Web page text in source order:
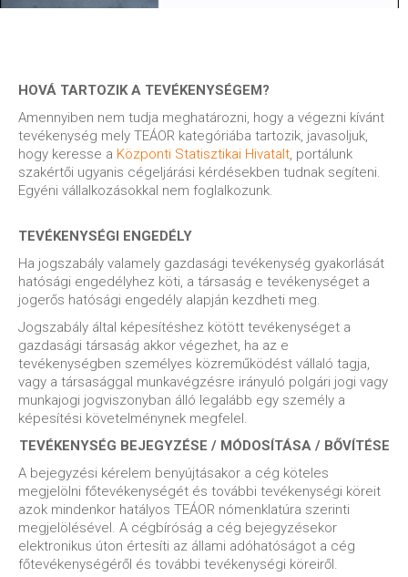
HOVÁ TARTOZIK A TEVÉKENYSÉGEM?
Amennyiben nem tudja meghatározni, hogy a végezni kívánt
tevékenység mely TEÁOR kategóriába tartozik, javasoljuk,
hogy keresse a Központi Statisztikai Hivatalt , portálunk
szakértői ugyanis cégeljárási kérdésekben tudnak segíteni.
Egyéni vállalkozásokkal nem foglalkozunk.
TEVÉKENYSÉGI ENGEDÉLY
Ha jogszabály valamely gazdasági tevékenység gyakorlását
hatósági engedélyhez köti, a társaság e tevékenységet a
jogerős hatósági engedély alapján kezdheti meg.
Jogszabály által képesítéshez kötött tevékenységet a
gazdasági társaság akkor végezhet, ha az e
tevékenységben személyes közreműködést vállaló tagja,
vagy a társasággal munkavégzésre irányuló polgári jogi vagy
munkajogi jogviszonyban álló legalább egy személy a
képesítési követelménynek megfelel.
TEVÉKENYSÉG BEJEGYZÉSE / MÓDOSÍTÁSA / BŐVÍTÉSE
A bejegyzési kérelem benyújtásakor a cég köteles
megjelölni főtevékenységét és további tevékenységi köreit
azok mindenkor hatályos TEÁOR nómenklatúra szerinti
megjelölésével. A cégbíróság a cég bejegyzésekor
elektronikus úton értesíti az állami adóhatóságot a cég
főtevékenységéről és további tevékenységi köreiről.